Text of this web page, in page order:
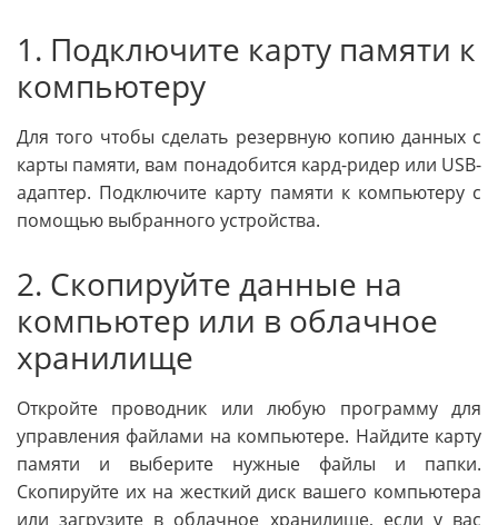
1. Подключите карту памяти к
компьютеру
Для того чтобы сделать резервную копию данных с
карты памяти, вам понадобится кард-ридер или USB-
адаптер. Подключите карту памяти к компьютеру с
помощью выбранного устройства.
2. Скопируйте данные на
компьютер или в облачное
хранилище
Откройте проводник или любую программу для
управления файлами на компьютере. Найдите карту
памяти и выберите нужные файлы и папки.
Скопируйте их на жесткий диск вашего компьютера
или загрузите в облачное хранилище, если у вас